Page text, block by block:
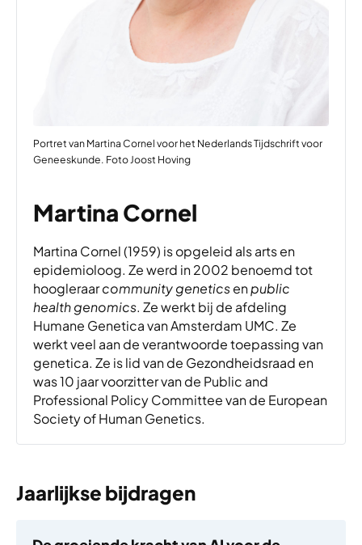
Portret van Martina Cornel voor het Nederlands Tijdschrift voor
Geneeskunde. Foto Joost Hoving
Martina Cornel
Martina Cornel (1959) is opgeleid als arts en
epidemioloog. Ze werd in 2002 benoemd tot
hoogleraarcommunity geneticsenpublic
health genomics. Ze werkt bij de afdeling
Humane Genetica van Amsterdam UMC. Ze
werkt veel aan de verantwoorde toepassing van
genetica. Ze is lid van de Gezondheidsraad en
was 10 jaar voorzitter van de Public and
Professional Policy Committee van de European
Society of Human Genetics.
Jaarlijkse bijdragen